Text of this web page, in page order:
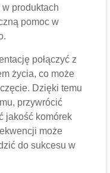
produktach
pomoc w
połączyć z
życia, co może
Dzięki temu
przywrócić
jakość komórek
może
do sukcesu w